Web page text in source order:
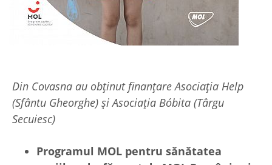
Din Covasna au obținut finanțare Asociația Help
(Sfântu Gheorghe) și Asociația Bóbita (Târgu
Secuiesc)
Programul MOL pentru sănătatea